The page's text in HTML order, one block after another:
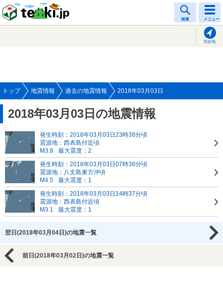
検索 メニュー
現在地
トップ 地震情報 過去の地震情報 2018年03月03日
2018年03月03日の地震情報
発生時刻：2018年03月03日23時38分頃
震源地：西表島付近頃
M3.8
最大震度：2
発生時刻：2018年03月03日07時36分頃
震源地：八丈島東方沖頃
M4.5
最大震度：1
発生時刻：2018年03月03日14時37分頃
震源地：西表島付近頃
M3.1
最大震度：1
翌日(2018年03月04日)の地震一覧
前日(2018年03月02日)の地震一覧